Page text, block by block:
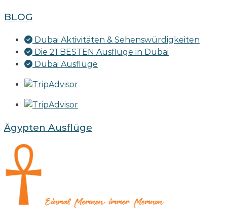
BLOG
Dubai Aktivitäten & Sehenswürdigkeiten
Die 21 BESTEN Ausflüge in Dubai
Dubai Ausflüge
Ägypten Ausflüge